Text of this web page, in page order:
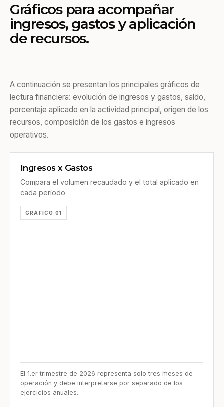
Gráficos para acompañar
ingresos, gastos y aplicación
de recursos.
A continuación se presentan los principales gráficos de
lectura financiera: evolución de ingresos y gastos, saldo,
porcentaje aplicado en la actividad principal, origen de los
recursos, composición de los gastos e ingresos
operativos.
Ingresos x Gastos
Compara el volumen recaudado y el total aplicado en
cada período.
GRÁFICO 01
El 1.er trimestre de 2026 representa solo tres meses de
operación y debe interpretarse por separado de los
ejercicios anuales.